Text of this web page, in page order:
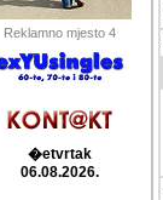
Reklamno mjesto 4
�etvrtak
06.08.2026.